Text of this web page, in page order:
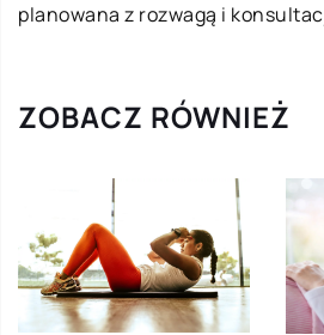
planowana z rozwagą i
ZOBACZ RÓWNIEŻ